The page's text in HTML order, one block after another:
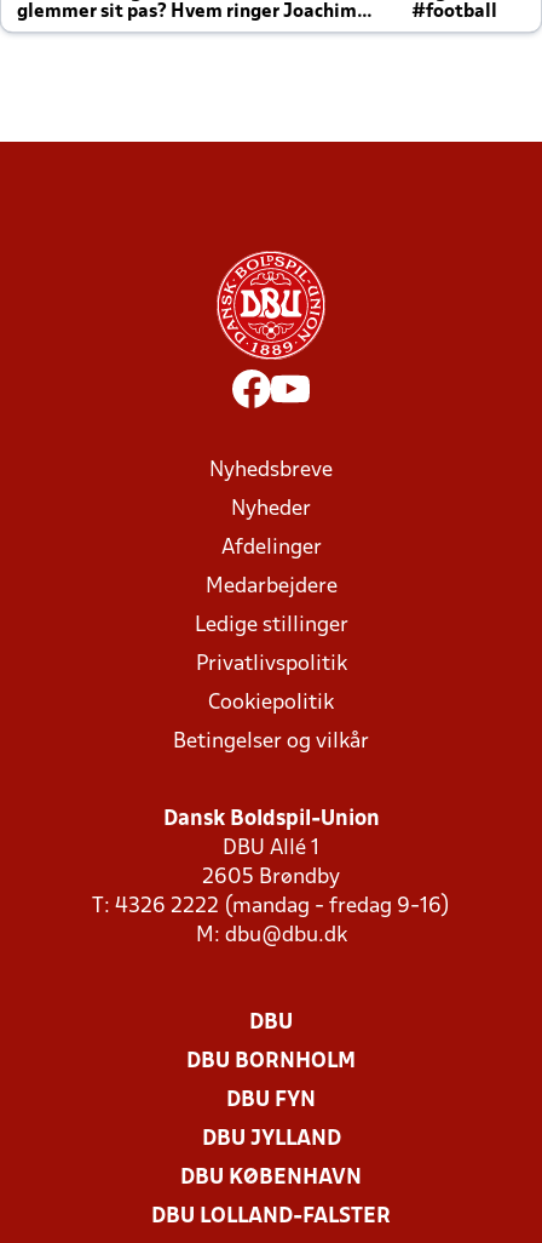
glemmer sit pas? Hvem ringer Joachim
altid til efter kampe?
#football
Nyhedsbreve
Nyheder
Afdelinger
Medarbejdere
Ledige stillinger
Privatlivspolitik
Cookiepolitik
Betingelser og vilkår
Dansk Boldspil-Union
DBU Allé 1
2605 Brøndby
T: 4326 2222 (mandag - fredag 9-16)
M: dbu@dbu.dk
DBU
DBU BORNHOLM
DBU FYN
DBU JYLLAND
DBU KØBENHAVN
DBU LOLLAND-FALSTER